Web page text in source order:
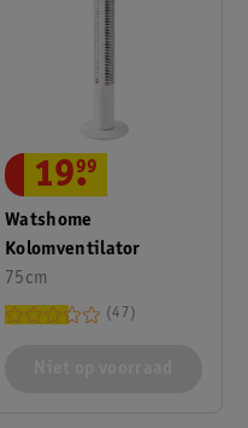
Watshome
Kolomventilator
75cm
19.
99
47